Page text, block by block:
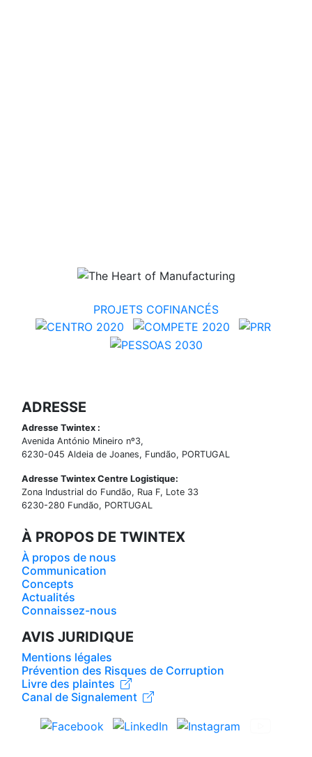
PROJETS COFINANCÉS
ADRESSE
Adresse Twintex :
Avenida António Mineiro nº3,
6230-045 Aldeia de Joanes, Fundão, PORTUGAL
Adresse Twintex Centre Logistique:
Zona Industrial do Fundão, Rua F, Lote 33
6230-280 Fundão, PORTUGAL
À PROPOS DE TWINTEX
À propos de nous
Communication
Concepts
Actualités
Connaissez-nous
AVIS JURIDIQUE
Mentions légales
Prévention des Risques de Corruption
Livre des plaintes
Canal de Signalement